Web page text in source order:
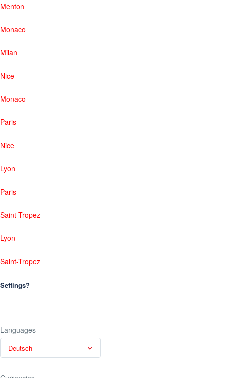
Menton
Monaco
Milan
Nice
Monaco
Paris
Nice
Lyon
Paris
Saint-Tropez
Lyon
Saint-Tropez
Settings?
Languages
Deutsch